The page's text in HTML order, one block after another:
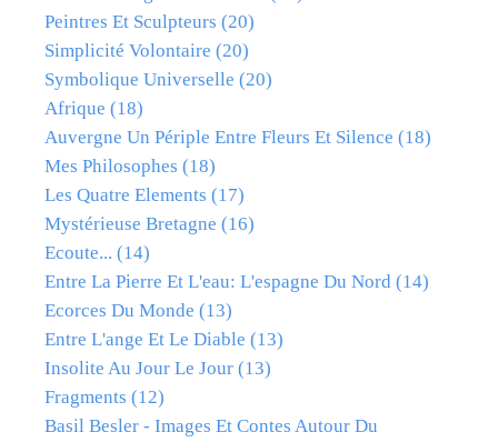
Peintres Et Sculpteurs (20)
Simplicité Volontaire (20)
Symbolique Universelle (20)
Afrique (18)
Auvergne Un Périple Entre Fleurs Et Silence (18)
Mes Philosophes (18)
Les Quatre Elements (17)
Mystérieuse Bretagne (16)
Ecoute... (14)
Entre La Pierre Et L'eau: L'espagne Du Nord (14)
Ecorces Du Monde (13)
Entre L'ange Et Le Diable (13)
Insolite Au Jour Le Jour (13)
Fragments (12)
Basil Besler - Images Et Contes Autour Du